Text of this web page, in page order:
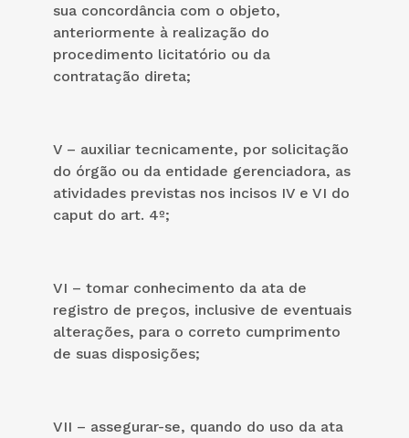
sua concordância com o objeto,
anteriormente à realização do
procedimento licitatório ou da
contratação direta;
V – auxiliar tecnicamente, por solicitação
do órgão ou da entidade gerenciadora, as
atividades previstas nos incisos IV e VI do
caput do art. 4º;
VI – tomar conhecimento da ata de
registro de preços, inclusive de eventuais
alterações, para o correto cumprimento
de suas disposições;
VII – assegurar-se, quando do uso da ata